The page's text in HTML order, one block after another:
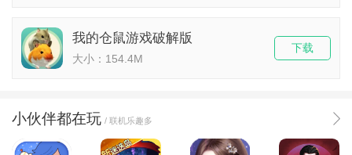
我的仓鼠游戏破解版
大小：154.4M
下载
小伙伴都在玩 / 联机乐趣多